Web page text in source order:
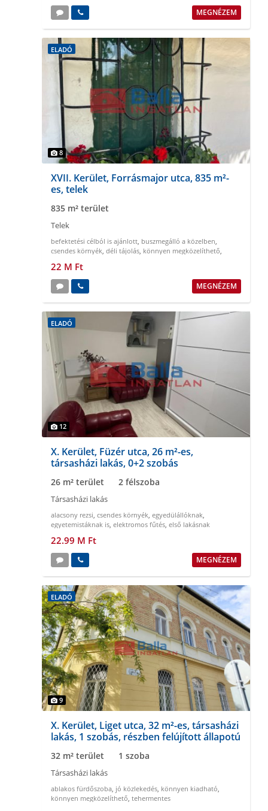
MEGNÉZEM
ELADÓ
8
XVII. Kerület, Forrásmajor utca, 835 m²-
es, telek
835 m² terület
Telek
befektetési célból is ajánlott, buszmegálló a közelben,
csendes környék, déli tájolás, könnyen megközelíthető,
22 M Ft
MEGNÉZEM
ELADÓ
12
X. Kerület, Füzér utca, 26 m²-es,
társasházi lakás, 0+2 szobás
26 m² terület 2 félszoba
Társasházi lakás
alacsony rezsi, csendes környék, egyedülállóknak,
egyetemistáknak is, elektromos fűtés, első lakásnak
22.99 M Ft
MEGNÉZEM
ELADÓ
9
X. Kerület, Liget utca, 32 m²-es, társasházi
lakás, 1 szobás, részben felújított állapotú
32 m² terület 1 szoba
Társasházi lakás
ablakos fürdőszoba, jó közlekedés, könnyen kiadható,
könnyen megközelíthető, tehermentes